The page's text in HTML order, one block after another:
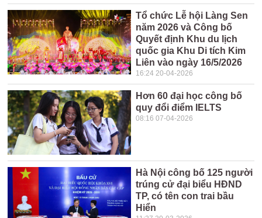
Tổ chức Lễ hội Làng Sen
năm 2026 và Công bố
Quyết định Khu du lịch
quốc gia Khu Di tích Kim
Liên vào ngày 16/5/2026
16:24 20-04-2026
Hơn 60 đại học công bố
quy đổi điểm IELTS
08:16 07-04-2026
Hà Nội công bố 125 người
trúng cử đại biểu HĐND
TP, có tên con trai bầu
Hiển